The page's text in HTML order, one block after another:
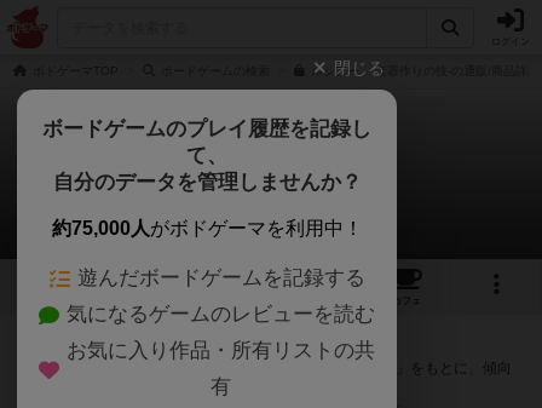
ルシアー -楽器作りの技-の通販/商品詳細
ルシアー
次のおすすめボードゲーム
3 3
カフェ
『ルシアー』が好きな方へのおすすめ
このゲームのトップページで投票された「プレイ感の評価」をもとに、傾向
が近いボードゲームをランキング形式で紹介します。
閉じる
ボードゲームのプレイ履歴を記録し
て、
自分のデータを管理しませんか？
約75,000人がボドゲーマを利用中！
遊んだボードゲームを記録する
気になるゲームのレビューを読む
お気に入り作品・所有リストの共
有